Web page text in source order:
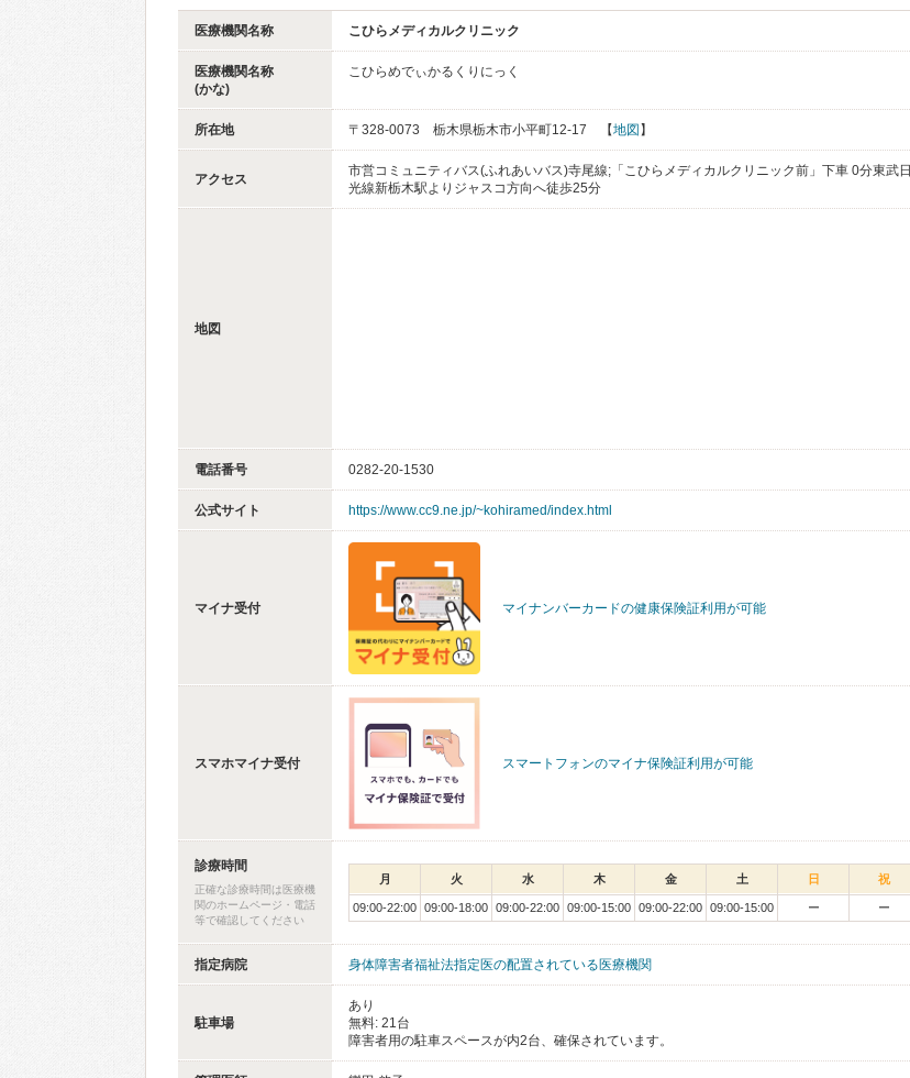
医療機関名称 こひらメディカルクリニック
医療機関名称
(かな)
こひらめでぃかるくりにっく
所在地 〒328-0073 栃木県栃木市小平町12-17 【地図 】
アクセス
市営コミュニティバス(ふれあいバス)寺尾線;「こひらメディカルクリニック前」下車 0分東武日
光線新栃木駅よりジャスコ方向へ徒歩25分
地図
電話番号 0282-20-1530
公式サイト https://www.cc9.ne.jp/~kohiramed/index.html
マイナ受付 マイナンバーカードの健康保険証利用が可能
スマホマイナ受付 スマートフォンのマイナ保険証利用が可能
診療時間
正確な診療時間は医療機
関のホームページ・電話
等で確認してください
月 火 水 木 金 土 日 祝
09:00-22:00 09:00-18:00 09:00-22:00 09:00-15:00 09:00-22:00 09:00-15:00 ー ー
指定病院 身体障害者福祉法指定医の配置されている医療機関
駐車場
あり
無料: 21台
障害者用の駐車スペースが内2台、確保されています。